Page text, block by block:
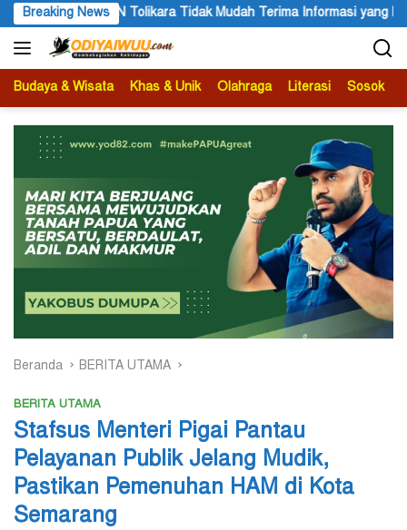
Langsung
ke
konten
Breaking News
Tolikara Tidak Mudah Terima Informasi yang Belum Akurat
Budaya & Wisata Khas & Unik Olahraga Literasi Sosok
Beranda BERITA UTAMA
BERITA UTAMA
Stafsus Menteri Pigai Pantau
Pelayanan Publik Jelang Mudik,
Pastikan Pemenuhan HAM di Kota
Semarang